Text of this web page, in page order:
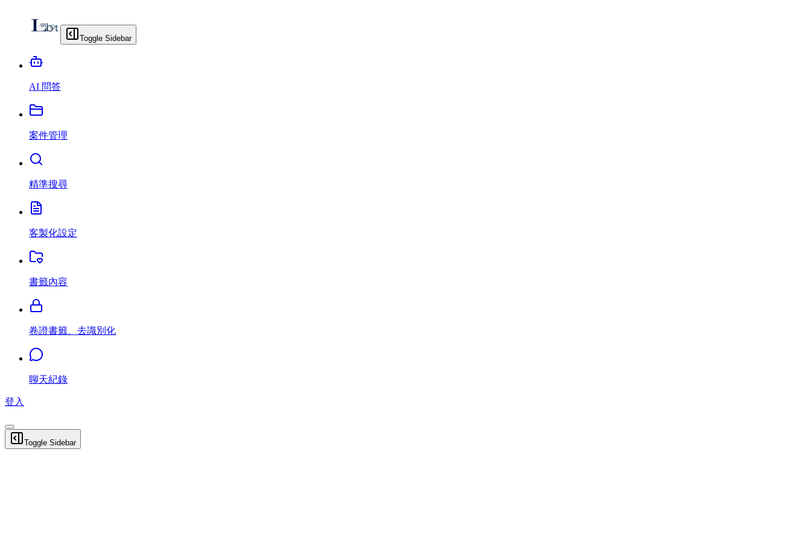
Toggle Sidebar
AI 問答
案件管理
精準搜尋
客製化設定
書籤內容
卷證書籤、去識別化
聊天紀錄
登入
Toggle Sidebar